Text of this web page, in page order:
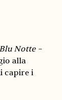
Blu Notte –
alla
capire i